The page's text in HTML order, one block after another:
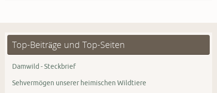
Top-Beiträge und Top-Seiten
Damwild - Steckbrief
Sehvermögen unserer heimischen Wildtiere